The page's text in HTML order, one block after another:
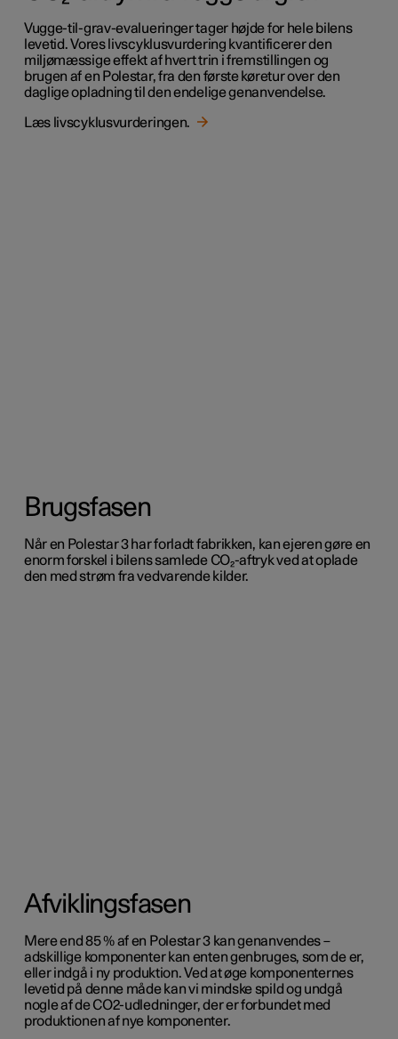
Vugge-til-grav-evalueringer tager højde for hele bilens
levetid. Vores livscyklusvurdering kvantificerer den
miljømæssige effekt af hvert trin i fremstillingen og
brugen af en Polestar, fra den første køretur over den
daglige opladning til den endelige genanvendelse.
Læs livscyklusvurderingen.
Brugsfasen
Når en Polestar 3 har forladt fabrikken, kan ejeren gøre en
enorm forskel i bilens samlede CO₂-aftryk ved at oplade
den med strøm fra vedvarende kilder.
Afviklingsfasen
Mere end 85 % af en Polestar 3 kan genanvendes –
adskillige komponenter kan enten genbruges, som de er,
eller indgå i ny produktion. Ved at øge komponenternes
levetid på denne måde kan vi mindske spild og undgå
nogle af de CO2-udledninger, der er forbundet med
produktionen af nye komponenter.